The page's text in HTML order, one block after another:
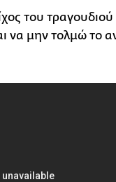
του τραγουδιού
να μην τολμώ το